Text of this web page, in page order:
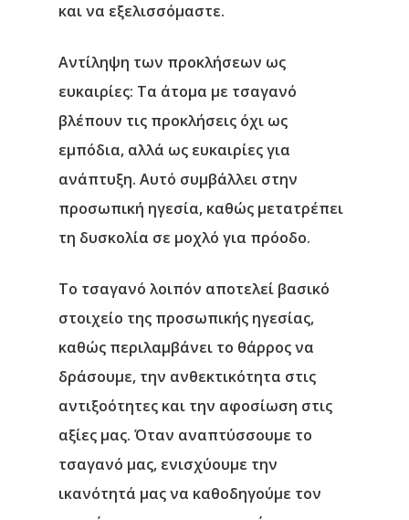
και να εξελισσόμαστε.
Αντίληψη των προκλήσεων ως
ευκαιρίες: Τα άτομα με τσαγανό
βλέπουν τις προκλήσεις όχι ως
εμπόδια, αλλά ως ευκαιρίες για
ανάπτυξη. Αυτό συμβάλλει στην
προσωπική ηγεσία, καθώς μετατρέπει
τη δυσκολία σε μοχλό για πρόοδο.
Το τσαγανό λοιπόν αποτελεί βασικό
στοιχείο της προσωπικής ηγεσίας,
καθώς περιλαμβάνει το θάρρος να
δράσουμε, την ανθεκτικότητα στις
αντιξοότητες και την αφοσίωση στις
αξίες μας. Όταν αναπτύσσουμε το
τσαγανό μας, ενισχύουμε την
ικανότητά μας να καθοδηγούμε τον